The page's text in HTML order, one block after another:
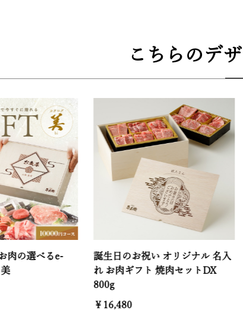
和牛肉400ｇ
30.3cm × 奥行22.2cm × 高さ8.3cm
こちらのデ
るe-
誕生日のお祝い オリジナル 名入
れ お肉ギフト 焼肉セットDX
誕生日
れ お肉